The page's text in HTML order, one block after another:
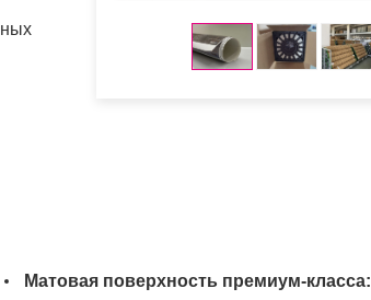
Матовая поверхность премиум-класса: